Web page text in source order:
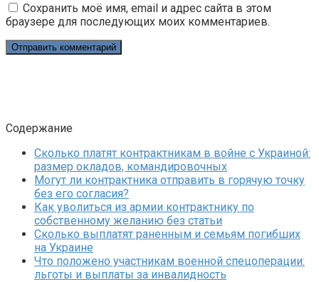
Сохранить моё имя, email и адрес сайта в этом
браузере для последующих моих комментариев.
Содержание
Сколько платят контрактникам в войне с Украиной:
размер окладов, командировочных
Могут ли контрактника отправить в горячую точку
без его согласия?
Как уволиться из армии контрактнику по
собственному желанию без статьи
Сколько выплатят раненным и семьям погибших
на Украине
Что положено участникам военной спецоперации:
льготы и выплаты за инвалидность